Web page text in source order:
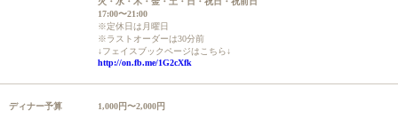
17:00〜21:00
※定休日は月曜日
※ラストオーダーは30分前
↓フェイスブックページはこちら↓
http://on.fb.me/1G2cXfk
ディナー予算 1,000円〜2,000円